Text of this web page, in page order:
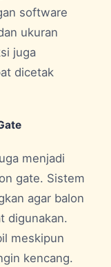
software
ukuran
juga
dicetak
menjadi
gate. Sistem
agar balon
digunakan.
meskipun
kencang.